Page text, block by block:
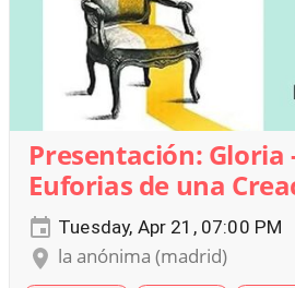
Presentación: Gloria
Euforias de una
Tuesday, Apr 21, 07:00 PM
la anónima (madrid)